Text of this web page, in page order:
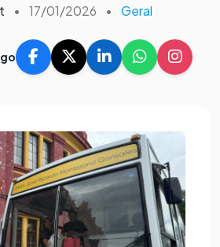
• 17/01/2026 • Geral